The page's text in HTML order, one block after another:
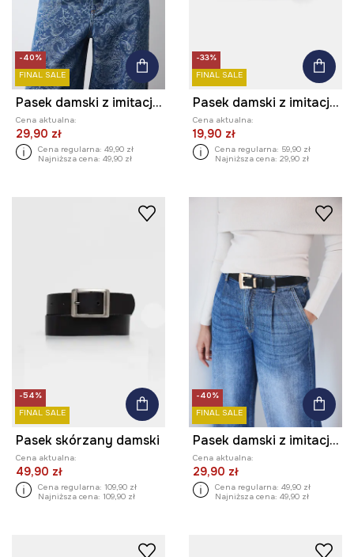
-40%
FINAL SALE
Pasek damski z imitacji skóry
Cena aktualna:
29,90 zł
Cena regularna: 49,90 zł
Najniższa cena: 49,90 zł
-33%
FINAL SALE
Pasek damski z imitacji skóry
Cena aktualna:
19,90 zł
Cena regularna: 59,90 zł
Najniższa cena: 29,90 zł
-54%
FINAL SALE
Pasek skórzany damski
Cena aktualna:
49,90 zł
Cena regularna: 109,90 zł
Najniższa cena: 109,90 zł
-40%
FINAL SALE
Pasek damski z imitacji skóry
Cena aktualna:
29,90 zł
Cena regularna: 49,90 zł
Najniższa cena: 49,90 zł